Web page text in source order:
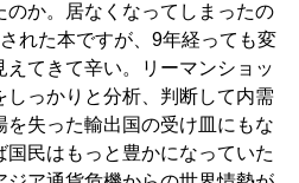
のか。居なくなってしまったの
れた本ですが、9年経っても変
えてきて辛い。リーマンショッ
しっかりと分析、判断して内需
を失った輸出国の受け皿にもな
国民はもっと豊かになっていた